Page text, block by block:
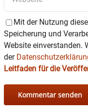
den
11.3 Information
Kinder/Vereine
11.4 Information
der
11.5 Sanierung der
Beschlussfassung
erhöhten
12. Anfragen
Mit der Nutzung
Speicherung und
Website einverstanden.
der
Leitfaden für die